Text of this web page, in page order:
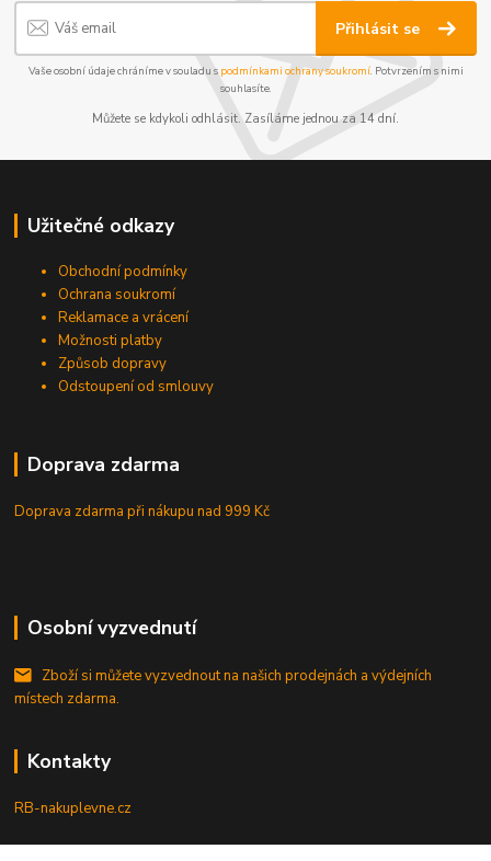
Přihlásit se
Vaše osobní údaje chráníme v souladu s podmínkami ochrany soukromí. Potvrzením s nimi
souhlasíte.
Můžete se kdykoli odhlásit. Zasíláme jednou za 14 dní.
Užitečné odkazy
Obchodní podmínky
Ochrana soukromí
Reklamace a vrácení
Možnosti platby
Způsob dopravy
Odstoupení od smlouvy
Doprava zdarma
Doprava zdarma při nákupunad 999 Kč
Osobní vyzvednutí
Zboží si můžete vyzvednout na našich prodejnách a výdejních
místech zdarma.
Kontakty
RB-nakuplevne.cz